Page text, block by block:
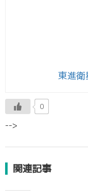
東進
0
-->
関連記事